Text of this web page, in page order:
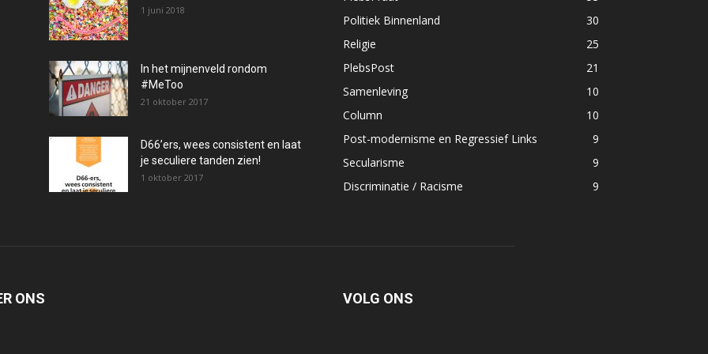
1 juni 2018
In het mijnenveld rondom
#MeToo
21 oktober 2017
D66’ers, wees consistent en laat
je seculiere tanden zien!
1 oktober 2017
Politiek Binnenland
30
Religie
25
PlebsPost
21
Samenleving
10
Column
10
Post-modernisme en Regressief Links
9
Secularisme
9
Discriminatie / Racisme
9
ONS VOLG ONS